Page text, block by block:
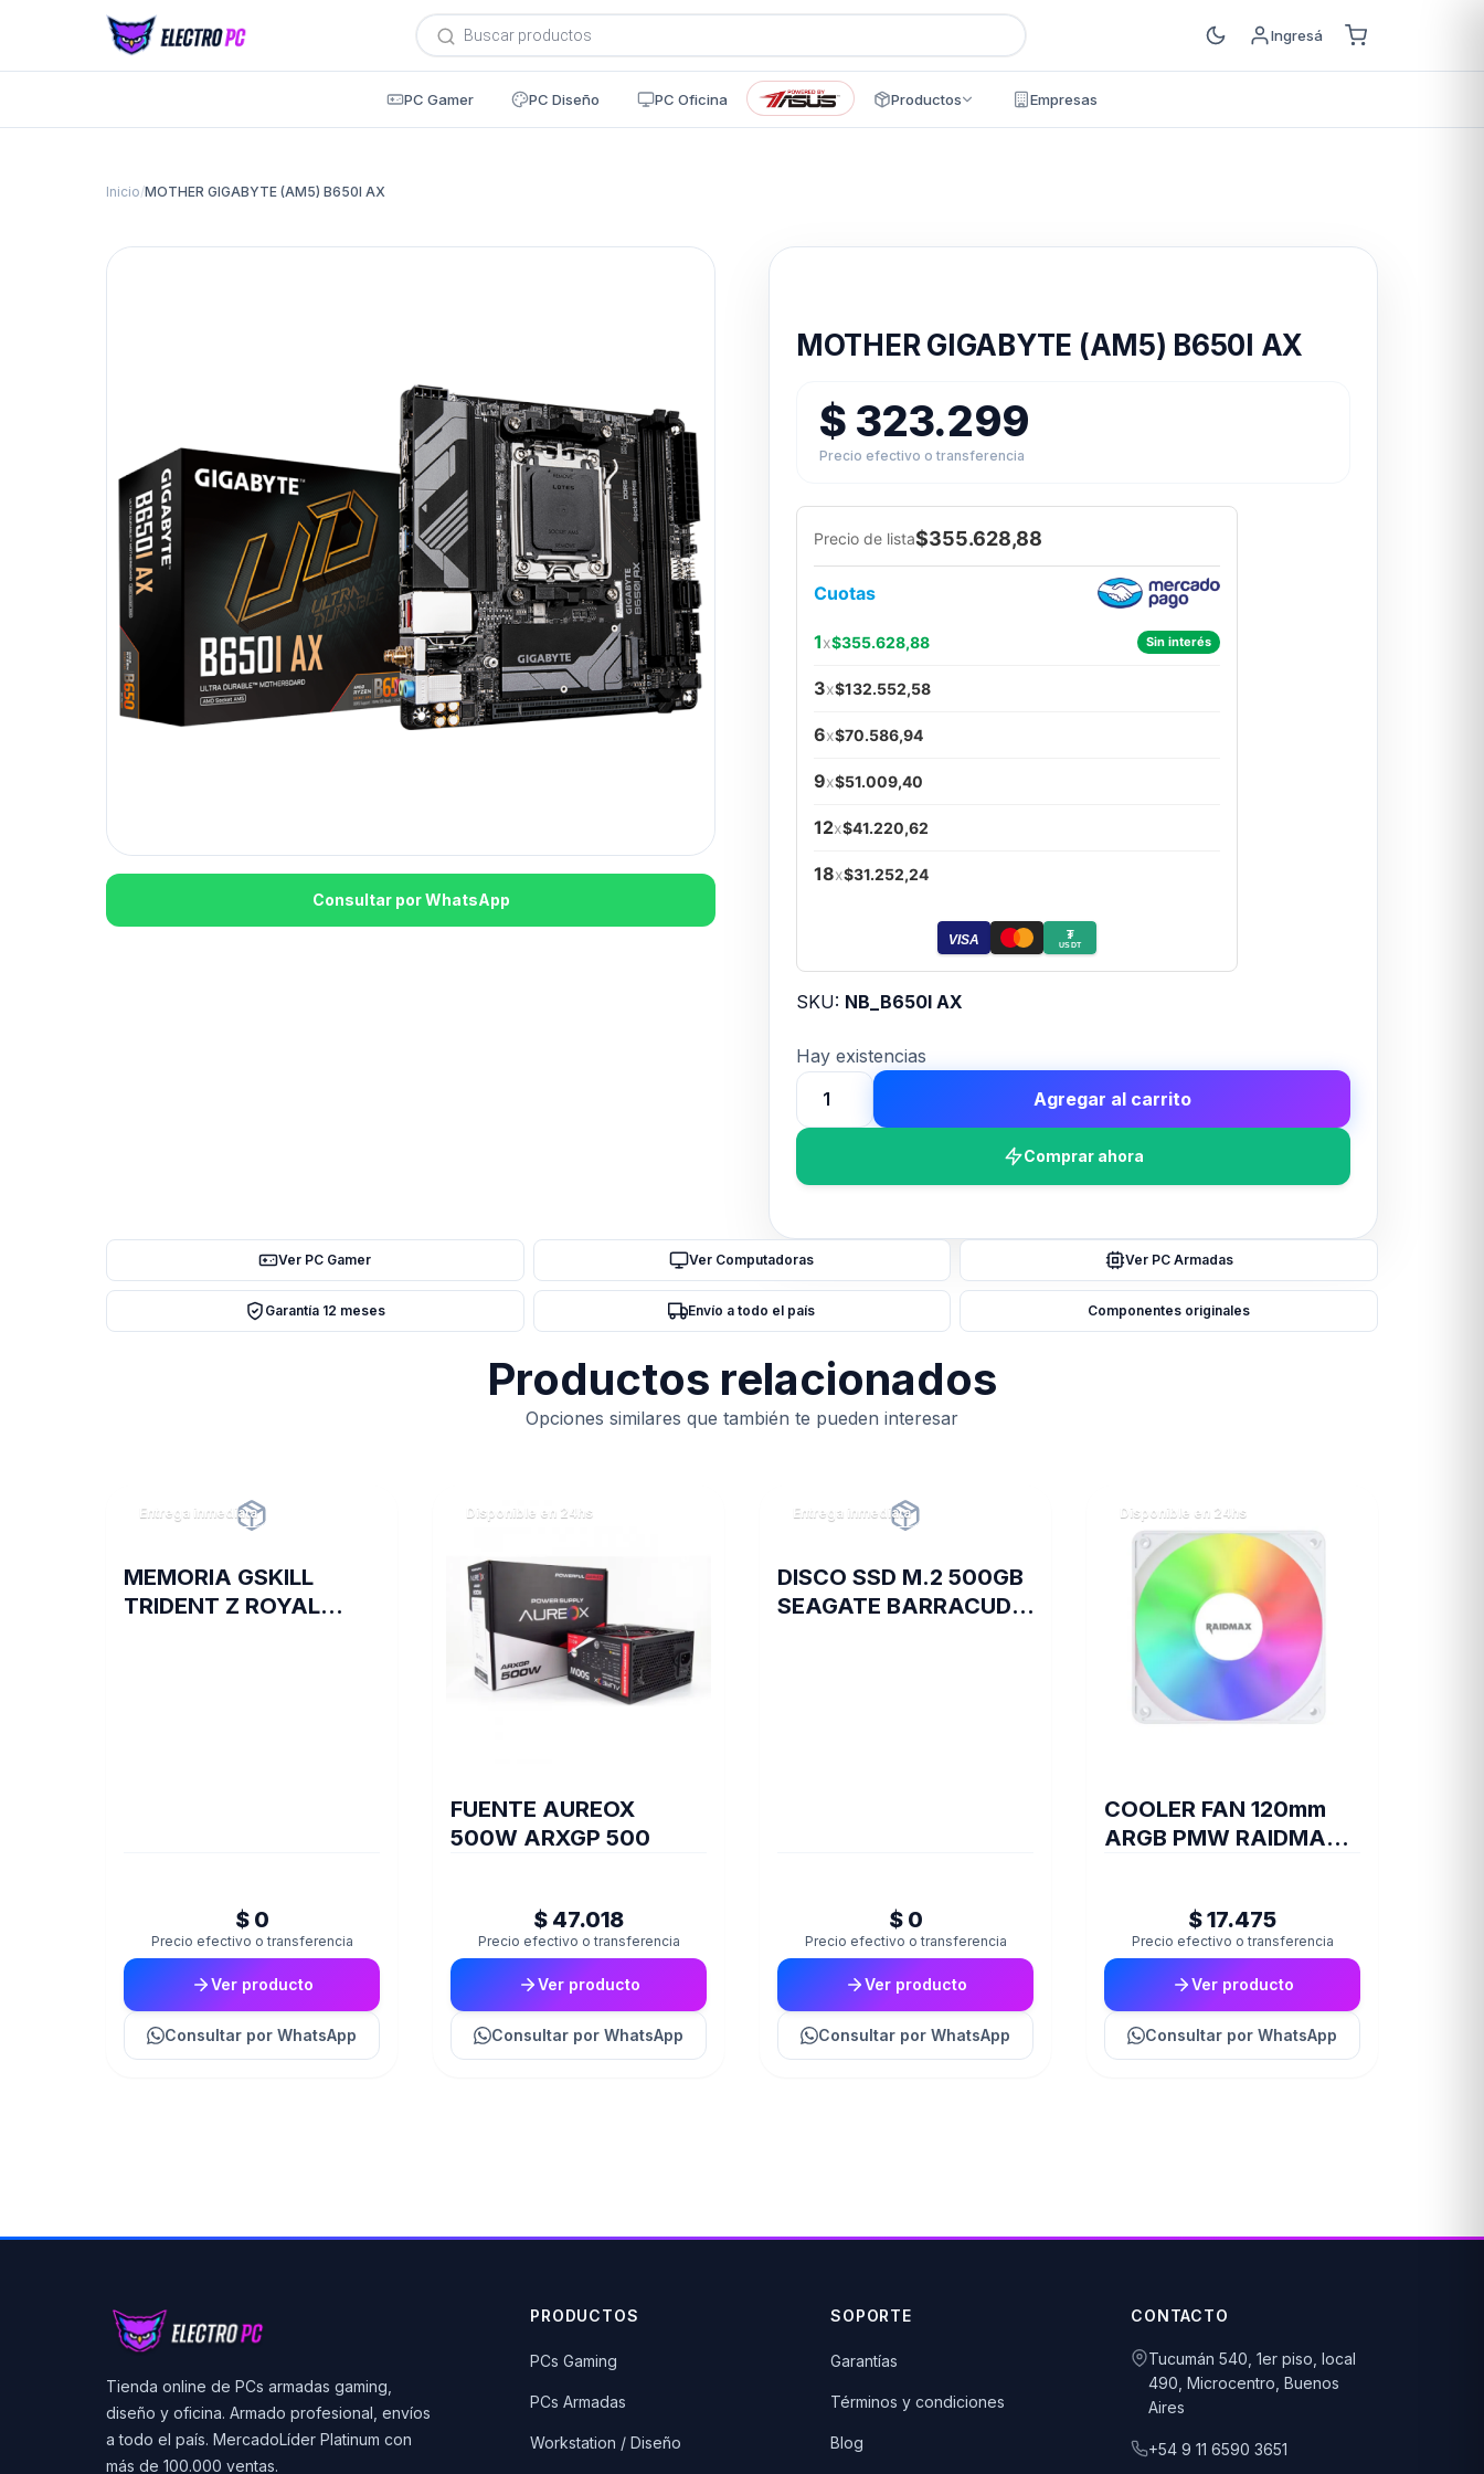
Búsqueda
de
productos
Ingresá
PC Gamer PC Diseño PC Oficina Productos Empresas
Inicio/MOTHER GIGABYTE (AM5) B650I AX
Consultar por WhatsApp
MOTHER GIGABYTE (AM5) B650I AX
$ 323.299
Precio efectivo o transferencia
Precio de lista$355.628,88
Cuotas
1x$355.628,88 Sin interés
3x$132.552,58
6x$70.586,94
9x$51.009,40
12x$41.220,62
18x$31.252,24
VISA ₮
USDT
SKU: NB_B650I AX
Hay existencias
MOTHER
GIGABYTE
Agregar al carrito
Comprar ahora
Ver PC Gamer Ver Computadoras Ver PC Armadas
Garantía 12 meses Envío a todo el país Componentes originales
Productos relacionados
Opciones similares que también te pueden interesar
Entrega inmediata
MEMORIA GSKILL
TRIDENT Z ROYAL
$ 0
Precio efectivo o transferencia
Ver producto
Consultar por WhatsApp
Disponible en 24hs
FUENTE AUREOX
500W ARXGP 500
$ 47.018
Precio efectivo o transferencia
Ver producto
Consultar por WhatsApp
Entrega inmediata
DISCO SSD M.2 500GB
SEAGATE BARRACUDA
$ 0
Precio efectivo o transferencia
Ver producto
Consultar por WhatsApp
Disponible en 24hs
COOLER FAN 120mm
ARGB PMW RAIDMAX
$ 17.475
Precio efectivo o transferencia
Ver producto
Consultar por WhatsApp
Tienda online de PCs armadas gaming,
diseño y oficina. Armado profesional, envíos
a todo el país. MercadoLíder Platinum con
más de 100.000 ventas.
PRODUCTOS
PCs Gaming
PCs Armadas
Workstation / Diseño
SOPORTE
Garantías
Términos y condiciones
Blog
CONTACTO
Tucumán 540, 1er piso, local
490, Microcentro, Buenos
Aires
+54 9 11 6590 3651